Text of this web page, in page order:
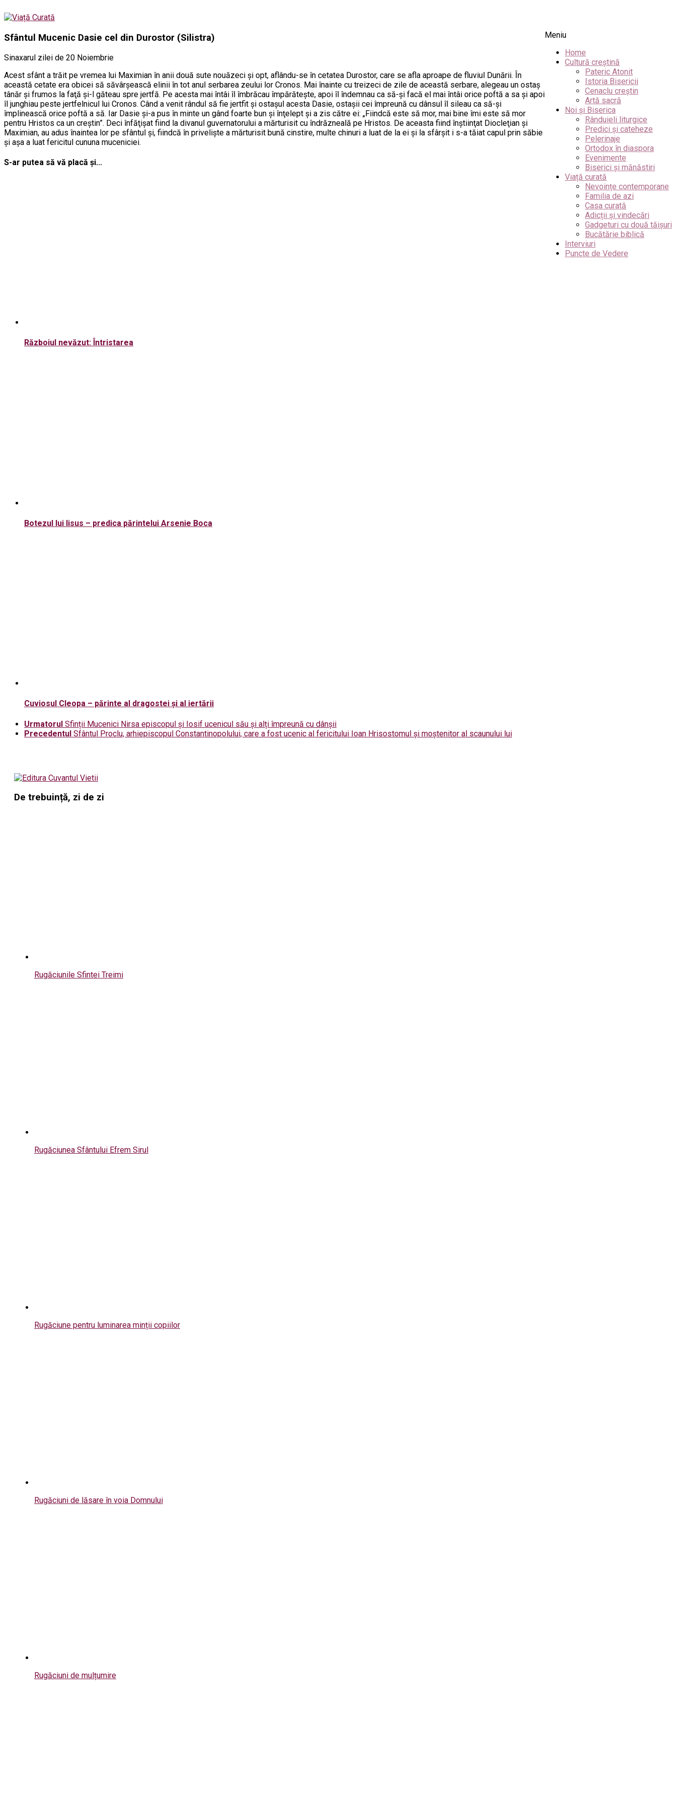
Meniu
Home
Cultură creștină
Pateric Atonit
Istoria Bisericii
Cenaclu creștin
Artă sacră
Noi și Biserica
Rânduieli liturgice
Predici și cateheze
Pelerinaje
Ortodox în diaspora
Evenimente
Biserici și mănăstiri
Viață curată
Nevoințe contemporane
Familia de azi
Casa curată
Adicții și vindecări
Gadgeturi cu două tăișuri
Bucătărie biblică
Interviuri
Puncte de Vedere
Sfântul Mucenic Dasie cel din Durostor (Silistra)
Sinaxarul zilei de 20 Noiembrie
Acest sfânt a trăit pe vremea lui Maximian în anii două sute nouăzeci şi opt, aflându-se în cetatea Durostor, care se afla aproape de fluviul Dunării. În
această cetate era obicei să săvârşească elinii în tot anul serbarea zeului lor Cronos. Mai înainte cu treizeci de zile de această serbare, alegeau un ostaş
tânăr şi frumos la faţă şi-l găteau spre jertfă. Pe acesta mai întâi îl îmbrăcau împărăteşte, apoi îl îndemnau ca să-şi facă el mai întâi orice poftă a sa şi apoi
îl junghiau peste jertfelnicul lui Cronos. Când a venit rândul să fie jertfit şi ostaşul acesta Dasie, ostaşii cei împreună cu dânsul îl sileau ca să-şi
împlinească orice poftă a să. Iar Dasie şi-a pus în minte un gând foarte bun şi înţelept şi a zis către ei: „Fiindcă este să mor, mai bine îmi este să mor
pentru Hristos ca un creştin”. Deci înfăţişat fiind la divanul guvernatorului a mărturisit cu îndrăzneală pe Hristos. De aceasta fiind înştiinţat Diocleţian şi
Maximian, au adus înaintea lor pe sfântul şi, fiindcă în privelişte a mărturisit bună cinstire, multe chinuri a luat de la ei şi la sfârşit i s-a tăiat capul prin săbie
şi aşa a luat fericitul cununa muceniciei.
S-ar putea să vă placă și...
Războiul nevăzut: Întristarea
Botezul lui Iisus – predica părintelui Arsenie Boca
Cuviosul Cleopa – părinte al dragostei şi al iertării
Urmatorul Sfinții Mucenici Nirsa episcopul și Iosif ucenicul său și alți împreună cu dânșii
Precedentul Sfântul Proclu, arhiepiscopul Constantinopolului, care a fost ucenic al fericitului Ioan Hrisostomul și moștenitor al scaunului lui
De trebuință, zi de zi
Rugăciunile Sfintei Treimi
Rugăciunea Sfântului Efrem Sirul
Rugăciune pentru luminarea minții copiilor
Rugăciuni de lăsare în voia Domnului
Rugăciuni de mulțumire